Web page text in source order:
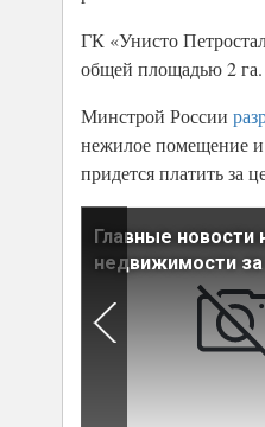
ГК «Унисто
общей площадью 2 га.
Минстрой России
нежилое помещение и
придется платить за
Главные новости
недвижимости за